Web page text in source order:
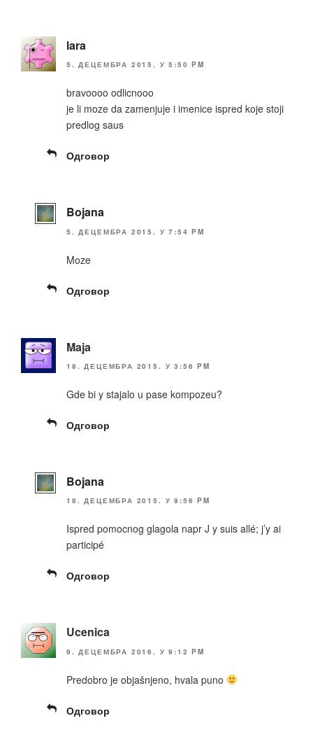
lara
5. ДЕЦЕМБРА 2015. У 5:50 PM
bravoooo odlicnooo
je li moze da zamenjuje i imenice ispred koje stoji
predlog saus
Одговор
Bojana
5. ДЕЦЕМБРА 2015. У 7:54 PM
Moze
Одговор
Maja
18. ДЕЦЕМБРА 2015. У 3:56 PM
Gde bi y stajalo u pase kompozeu?
Одговор
Bojana
18. ДЕЦЕМБРА 2015. У 9:56 PM
Ispred pomocnog glagola napr J y suis allé; j’y ai
participé
Одговор
Ucenica
9. ДЕЦЕМБРА 2016. У 9:12 PM
Predobro je objašnjeno, hvala puno
Одговор